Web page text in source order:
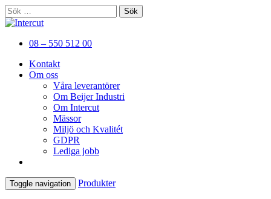
Sök
efter:
Intercut
Er kompletta leverantör av
08 – 550 512 00
Kontakt
Om oss
Våra leverantörer
Om Beijer Industri
Om Intercut
Mässor
Miljö och Kvalitét
GDPR
Lediga jobb
Toggle navigation Produkter